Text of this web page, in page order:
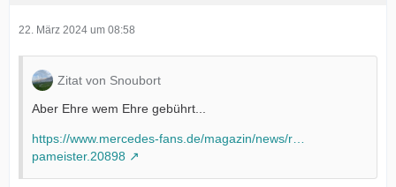
22. März 2024 um 08:58
Zitat von Snoubort
Aber Ehre wem Ehre gebührt...
https://www.mercedes-fans.de/magazin/news/r…
pameister.20898